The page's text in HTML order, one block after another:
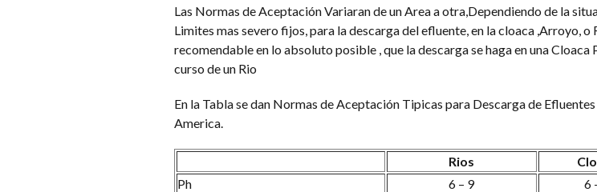
Las Normas de Aceptación Variaran de un Area a otra,Dependiendo de la
Limites mas severo fijos, para la descarga del efluente, en la cloaca ,Arroyo, o
recomendable en lo absoluto posible , que la descarga se haga en una
curso de un Rio
En la Tabla se dan Normas de Aceptación Tipicas para Descarga de
America.
Rios
Ph
6 – 9
6